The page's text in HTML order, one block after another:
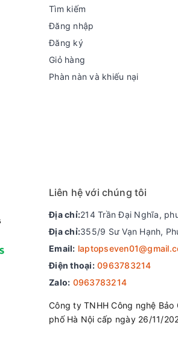
Tìm kiếm
Đăng nhập
Đăng ký
Giỏ hàng
Phàn nàn và khiếu nại
Liên hệ với chúng tôi
Địa chỉ:214 Trần Đại Nghĩa,
Địa chỉ:355/9 Sư Vạn Hạnh,
Email:
Điện thoại: 0963783214
Zalo: 0963783214
Công ty TNHH Công nghệ Bảo
phố Hà Nội cấp ngày 26/11/